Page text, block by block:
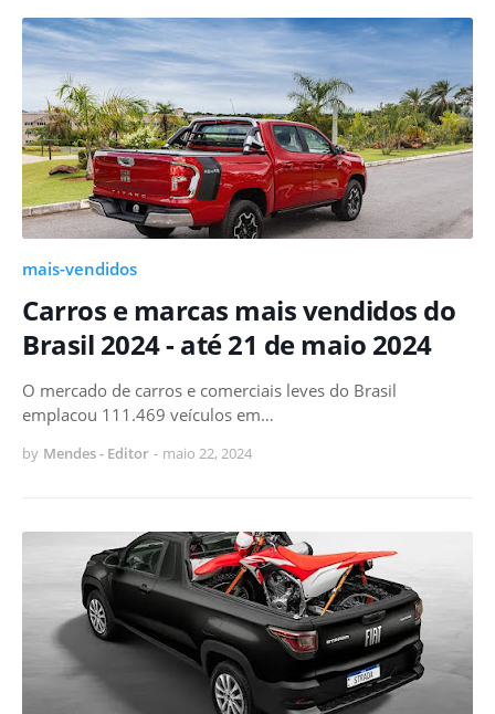
mais-vendidos
Carros e marcas mais vendidos do
Brasil 2024 - até 21 de maio 2024
O mercado de carros e comerciais leves do Brasil
emplacou 111.469 veículos em…
by Mendes - Editor - maio 22, 2024